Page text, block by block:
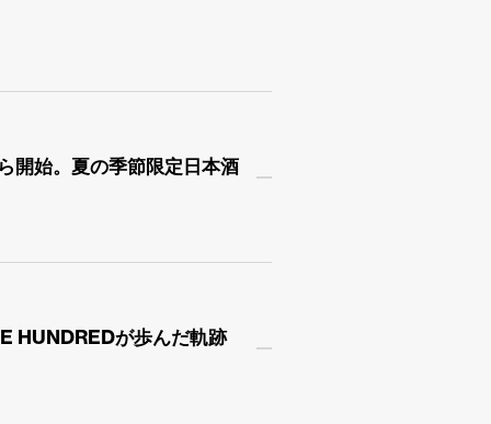
開始。夏の季節限定日本酒
HUNDREDが歩んだ軌跡